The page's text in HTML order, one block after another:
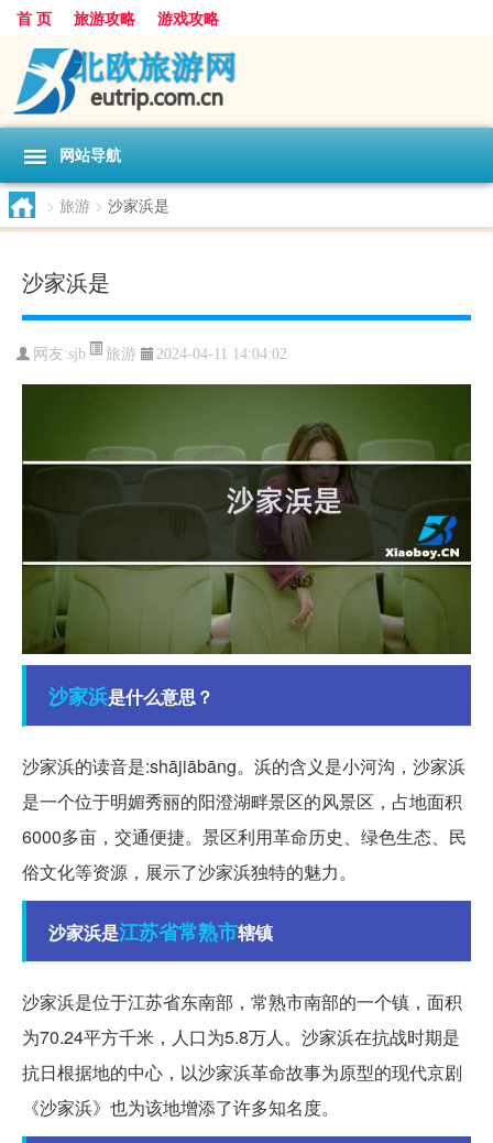
首 页 旅游攻略 游戏攻略
网站导航
> 旅游 > 沙家浜是
沙家浜是
网友:sjb 旅游 2024-04-11 14:04:02
沙家浜是什么意思？
沙家浜的读音是:shājiābāng。浜的含义是小河沟，沙家浜
是一个位于明媚秀丽的阳澄湖畔景区的风景区，占地面积
6000多亩，交通便捷。景区利用革命历史、绿色生态、民
俗文化等资源，展示了沙家浜独特的魅力。
沙家浜是江苏省常熟市辖镇
沙家浜是位于江苏省东南部，常熟市南部的一个镇，面积
为70.24平方千米，人口为5.8万人。沙家浜在抗战时期是
抗日根据地的中心，以沙家浜革命故事为原型的现代京剧
《沙家浜》也为该地增添了许多知名度。